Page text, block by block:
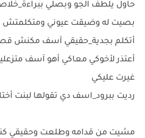
حاول يلطف الجو وبصلي
بصيت له وضيقت عيوني ومتكلمتش
أتكلم بجدية_حقيقي آسف مكنش
أعتذر لأخوكي معاكي أهو آسف
غيرت عليكي
رديت ببرود_اسف دي تقولها لبنت
مشيت من قدامه وطلعت وحقيقي